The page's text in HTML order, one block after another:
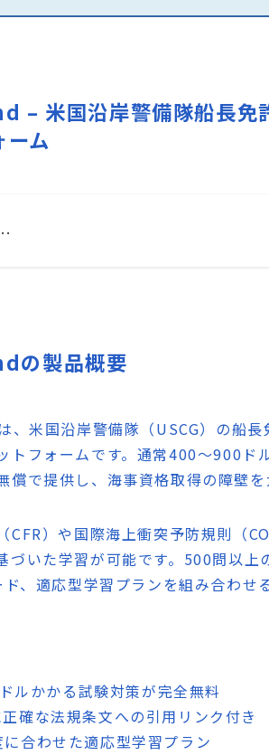
米国沿岸警備隊船長免
ーム
の製品概要
米国沿岸警備隊（USCG）の船長
トフォームです。通常400〜900ド
償で提供し、海事資格取得の障壁を
CFR）や国際海上衝突予防規則（
づいた学習が可能です。500問以上
、適応型学習プランを組み合わせ
ルかかる試験対策が完全無料
確な法規条文への引用リンク付き
合わせた適応型学習プラン